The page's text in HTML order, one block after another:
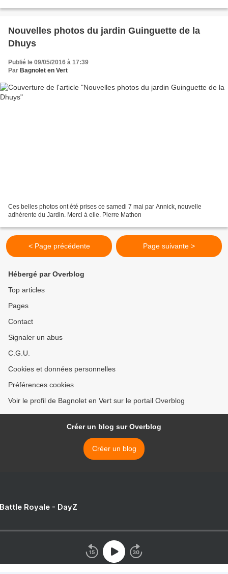
Nouvelles photos du jardin Guinguette de la
Dhuys
Publié le 09/05/2016 à 17:39
Par Bagnolet en Vert
Ces belles photos ont été prises ce samedi 7 mai par Annick, nouvelle
adhérente du Jardin. Merci à elle. Pierre Mathon
< Page précédente Page suivante >
Hébergé par Overblog
Top articles
Pages
Contact
Signaler un abus
C.G.U.
Cookies et données personnelles
Préférences cookies
Voir le profil de Bagnolet en Vert sur le portail Overblog
Créer un blog sur Overblog
Créer un blog
Royale - DayZ